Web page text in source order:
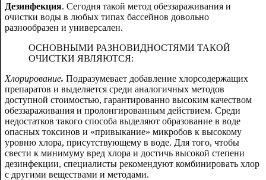
Дезинфекция. Сегодня такой метод обеззараживания и
очистки воды в любых типах бассейнов довольно
разнообразен и универсален.
ОСНОВНЫМИ РАЗНОВИДНОСТЯМИ ТАКОЙ
ОЧИСТКИ ЯВЛЯЮТСЯ:
Хлорирование. Подразумевает добавление хлорсодержащих
препаратов и выделяется среди аналогичных методов
доступной стоимостью, гарантированно высоким качеством
обеззараживания и пролонгированным действием. Среди
недостатков такого способа выделяют образование в воде
опасных токсинов и «привыкание» микробов к высокому
уровню хлора, присутствующему в воде. Для того, чтобы
свести к минимуму вред хлора и достичь высокой степени
дезинфекции, специалисты рекомендуют комбинировать хлор
с другими веществами и методами.